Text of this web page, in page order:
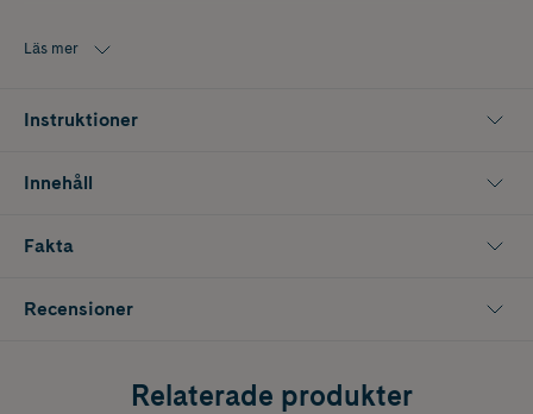
gjort av aluminium, varav 50% är återvunnen.
Läs mer
Instruktioner
Innehåll
Fakta
Recensioner
Relaterade produkter